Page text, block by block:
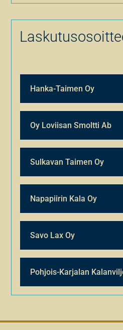
Hanka-Taimen Oy
Oy Loviisan Smoltti Ab
Sulkavan Taimen Oy
Napapiirin Kala Oy
Savo Lax Oy
Pohjois-Karjalan